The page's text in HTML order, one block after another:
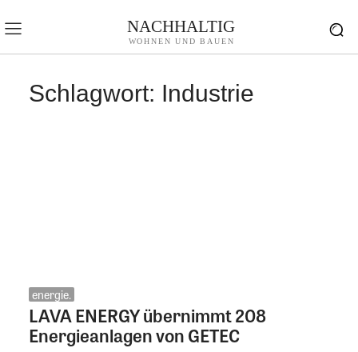
NACHHALTIG
WOHNEN UND BAUEN
Schlagwort: Industrie
energie.
LAVA ENERGY übernimmt 208
Energieanlagen von GETEC